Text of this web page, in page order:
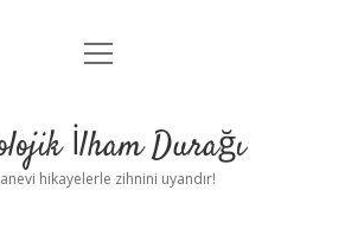
Anasayfa
Yasal Uyarı
menüyü
İlham Durağı
hikayelerle zihnini uyandır!